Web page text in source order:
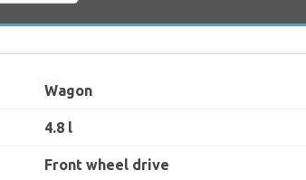
Wagon
4.8 l
Front wheel drive